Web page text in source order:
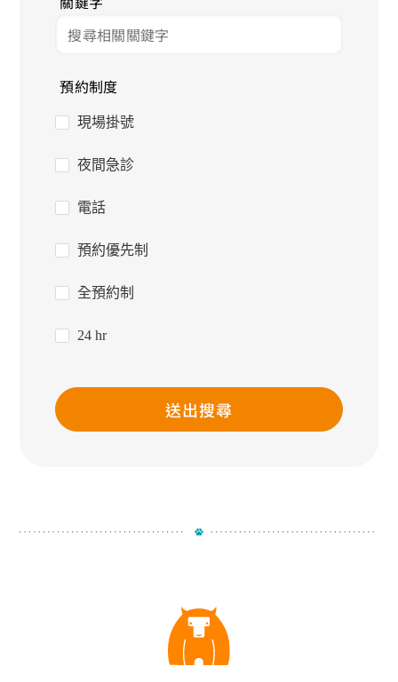
預約制度
現場掛號
夜間急診
電話
預約優先制
全預約制
24 hr
送出搜尋